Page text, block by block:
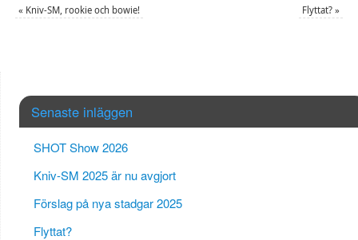
« Kniv-SM, rookie och bowie! Flyttat?»
Senaste inläggen
SHOT Show 2026
Kniv-SM 2025 är nu avgjort
Förslag på nya stadgar 2025
Flyttat?